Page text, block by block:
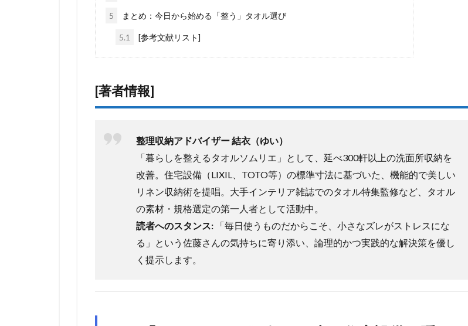
5 まとめ：今日から始める「整う」タオル選び
5.1 [参考文献リスト]
[著者情報]
整理収納アドバイザー 結衣（ゆい）
「暮らしを整えるタオルソムリエ」として、延べ300軒以上の洗面所収納を
改善。住宅設備（LIXIL、TOTO等）の標準寸法に基づいた、機能的で美しい
リネン収納術を提唱。大手インテリア雑誌でのタオル特集監修など、タオル
の素材・規格選定の第一人者として活動中。
読者へのスタンス: 「毎日使うものだからこそ、小さなズレがストレスにな
る」という佐藤さんの気持ちに寄り添い、論理的かつ実践的な解決策を優し
く提示します。